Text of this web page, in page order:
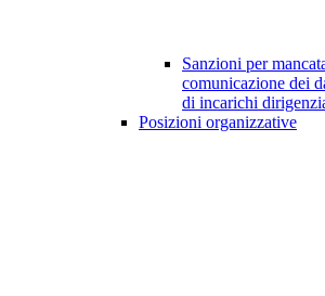
Sanzioni per
comunicazione dei
di incarichi
Posizioni organizzative